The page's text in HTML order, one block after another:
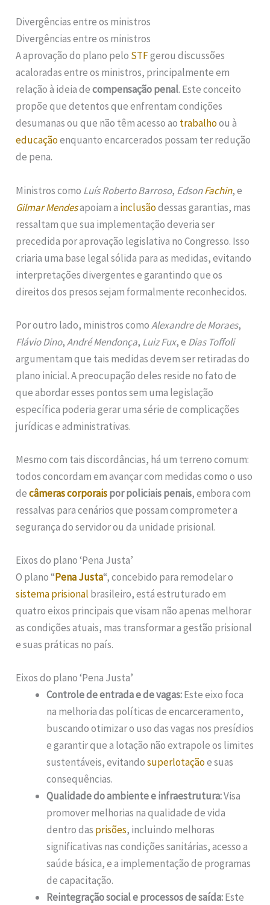
Divergências entre os ministros
Divergências entre os ministros
A aprovação do plano pelo STFgerou discussões
acaloradas entre os ministros, principalmente em
relação à ideia decompensação penal. Este conceito
propõe que detentos que enfrentam condições
desumanas ou que não têm acesso ao trabalhoou à
educaçãoenquanto encarcerados possam ter redução
de pena.
Ministros como Luís Roberto Barroso, EdsonFachin, e
Gilmar Mendesapoiam a inclusãodessas garantias, mas
ressaltam que sua implementação deveria ser
precedida por aprovação legislativa no Congresso. Isso
criaria uma base legal sólida para as medidas, evitando
interpretações divergentes e garantindo que os
direitos dos presos sejam formalmente reconhecidos.
Por outro lado, ministros comoAlexandre de Moraes,
Flávio Dino,André Mendonça, Luiz Fux, e Dias Toffoli
argumentam que tais medidas devem ser retiradas do
plano inicial. A preocupação deles reside no fato de
que abordar esses pontos sem uma legislação
específica poderia gerar uma série de complicações
jurídicas e administrativas.
Mesmo com tais discordâncias, há um terreno comum:
todos concordam em avançar com medidas como o uso
decâmeras corporaispor policiais penais, embora com
ressalvas para cenários que possam comprometer a
segurança do servidor ou da unidade prisional.
Eixos do plano ‘Pena Justa’
O plano “Pena Justa“, concebido para remodelar o
sistema prisional brasileiro, está estruturado em
quatro eixos principais que visam não apenas melhorar
as condições atuais, mas transformar a gestão prisional
e suas práticas no país.
Eixos do plano ‘Pena Justa’
Controle de entrada e de vagas:Este eixo foca
na melhoria das políticas de encarceramento,
buscando otimizar o uso das vagas nos presídios
e garantir que a lotação não extrapole os limites
sustentáveis, evitandosuperlotaçãoe suas
consequências.
Qualidade do ambiente e infraestrutura:Visa
promover melhorias na qualidade de vida
dentro das prisões, incluindo melhoras
significativas nas condições sanitárias, acesso a
saúde básica, e a implementação de programas
de capacitação.
Reintegração social e processos de saída:Este